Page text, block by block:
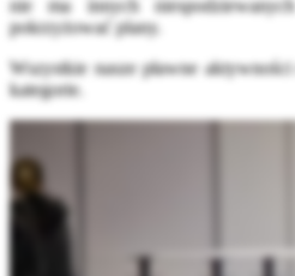
nie ma innych
pokrzyżować plany.
Wszystkie nasze pławne
kategorie.